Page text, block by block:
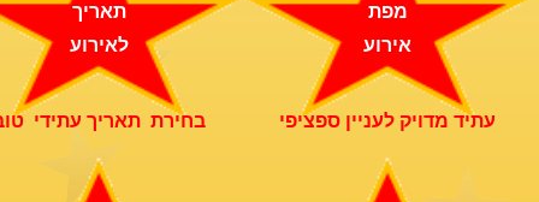
מפת
אירוע
עתיד מדויק לעניין ספציפי
תאריך
לאירוע
בחירת תאריך עתידי